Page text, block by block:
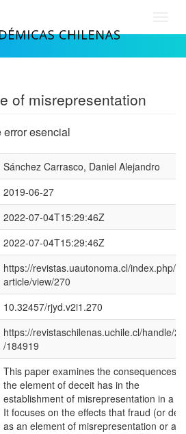
of misrepresentation
error esencial
Sánchez Carrasco, Daniel Alejandro
2019-06-27
2022-07-04T15:29:46Z
2022-07-04T15:29:46Z
https://revistas.uautonoma.cl/index.php/
article/view/270
10.32457/rjyd.v2i1.270
https://revistaschilenas.uchile.cl/handle/
/184919
This paper examines the consequences
the element of deceit has in the
establishment of misrepresentation in a
It focuses on the effects that fraud (or
as an element of misrepresentation or as